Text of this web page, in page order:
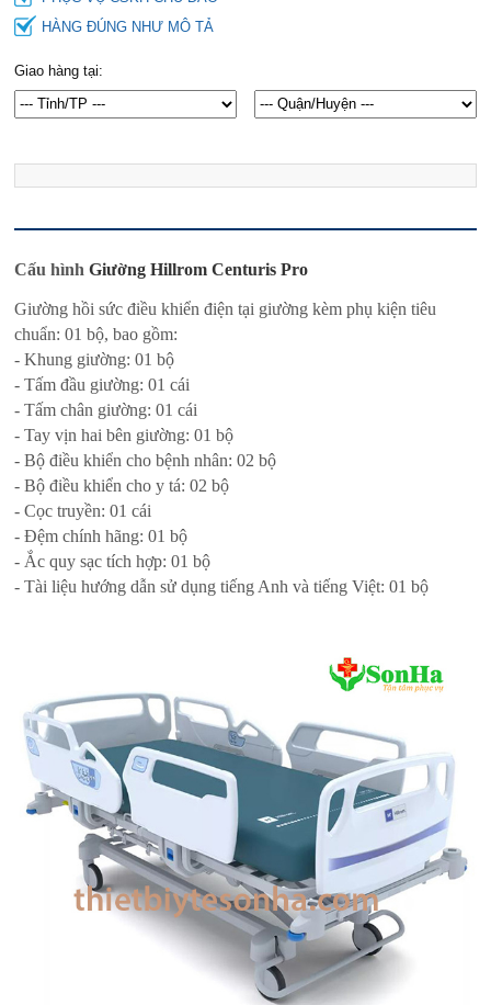
HÀNG ĐÚNG NHƯ MÔ TẢ
Giao hàng tại:
Cấu hìnhGiường Hillrom Centuris Pro
Giường hồi sức điều khiển điện tại giường kèm phụ kiện tiêu
chuẩn: 01 bộ, bao gồm:
- Khung giường: 01 bộ
- Tấm đầu giường: 01 cái
- Tấm chân giường: 01 cái
- Tay vịn hai bên giường: 01 bộ
- Bộ điều khiển cho bệnh nhân: 02 bộ
- Bộ điều khiển cho y tá: 02 bộ
- Cọc truyền: 01 cái
- Đệm chính hãng: 01 bộ
- Ắc quy sạc tích hợp: 01 bộ
- Tài liệu hướng dẫn sử dụng tiếng Anh và tiếng Việt: 01 bộ